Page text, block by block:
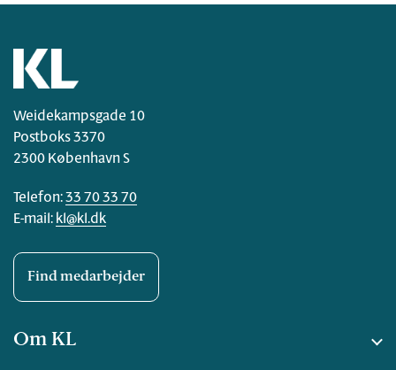
Weidekampsgade 10
Postboks 3370
2300 København S
Telefon:33 70 33 70
E-mail: kl@kl.dk
Find medarbejder
Om KL